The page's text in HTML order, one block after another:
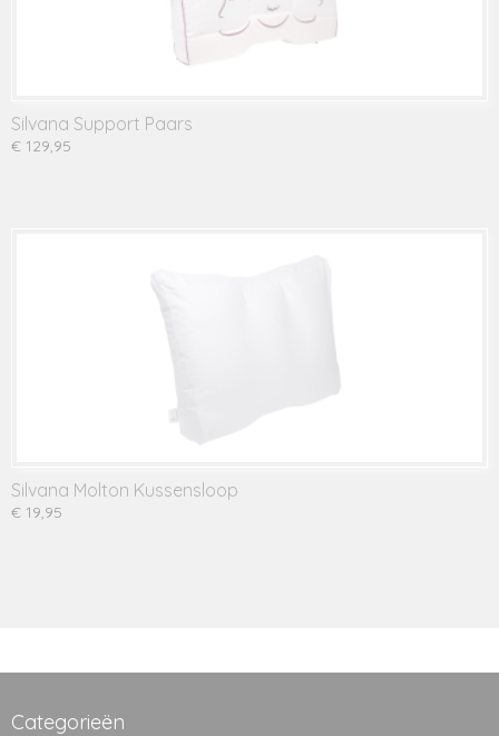
Silvana Support Paars
€ 129,95
Silvana Molton Kussensloop
€ 19,95
Categorieën